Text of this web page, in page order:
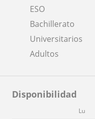
ESO
Bachillerato
Universitarios
Adultos
Disponibilidad
Lu